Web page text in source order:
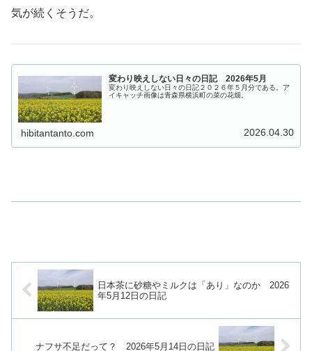
気が続くそうだ。
変わり映えしない日々の日記 2026年5月
変わり映えしない日々の日記２０２６年５月分である。ア
イキャッチ画像は青森県横浜町の菜の花畑。
hibitantanto.com 2026.04.30
日本茶に砂糖やミルクは「あり」なのか 2026
年5月12日の日記
ナフサ不足だって？ 2026年5月14日の日記